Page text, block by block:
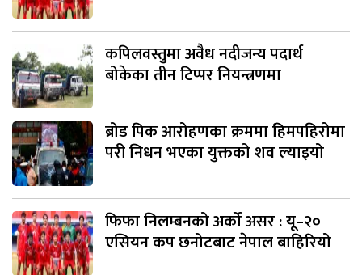
कपिलवस्तुमा अवैध नदीजन्य पदार्थ
बोकेका तीन टिप्पर नियन्त्रणमा
ब्रोड पिक आरोहणका क्रममा हिमपहिरोमा
परी निधन भएका युक्तको शव ल्याइयो
फिफा निलम्बनको अर्को असर : यू–२०
एसियन कप छनोटबाट नेपाल बाहिरियो